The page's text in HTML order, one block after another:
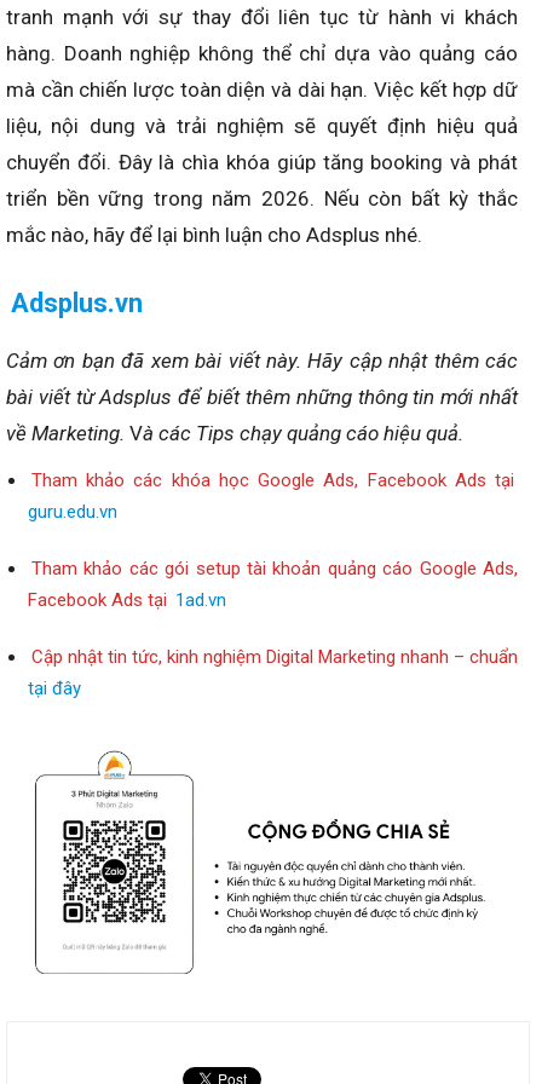
tranh mạnh với sự thay đổi liên tục từ hành vi khách
hàng. Doanh nghiệp không thể chỉ dựa vào quảng cáo
mà cần chiến lược toàn diện và dài hạn. Việc kết hợp dữ
liệu, nội dung và trải nghiệm sẽ quyết định hiệu quả
chuyển đổi. Đây là chìa khóa giúp tăng booking và phát
triển bền vững trong năm 2026. Nếu còn bất kỳ thắc
mắc nào, hãy để lại bình luận cho Adsplus nhé.
Adsplus.vn
Cảm ơn bạn đã xem bài viết này. Hãy cập nhật thêm các
bài viết từ Adsplus để biết thêm những thông tin mới nhất
về Marketing. Và các Tips chạy quảng cáo hiệu quả.
Tham khảo các khóa học Google Ads, Facebook Ads tại
guru.edu.vn
Tham khảo các gói setup tài khoản quảng cáo Google Ads,
Facebook Ads tại 1ad.vn
Cập nhật tin tức, kinh nghiệm Digital Marketing nhanh – chuẩn
tại đây